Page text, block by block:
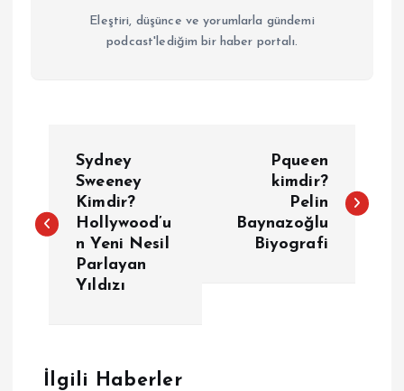
Eleştiri, düşünce ve yorumlarla gündemi
podcast'lediğim bir haber portalı.
z
e
Sydney
Sweeney
Kimdir?
Hollywood’u
n Yeni Nesil
Parlayan
Yıldızı
Pqueen
kimdir?
Pelin
Baynazoğlu
Biyografi
İlgili Haberler